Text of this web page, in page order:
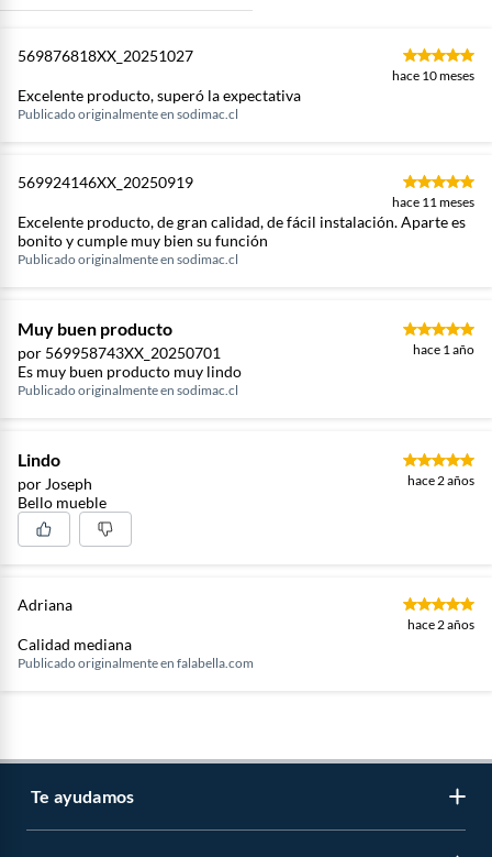
Incluye
Mueble colgante con cubierta
de ingeniería (asemeja vidrio),
fijaciones, 2 cajones, lavamano
Características
Espesor de la
Espesor de la puerta
569876818XX_20251027
hace 10 meses
Excelente producto, superó la expectativa
Publicado originalmente en sodimac.cl
569924146XX_20250919
hace 11 meses
Excelente producto, de gran calidad, de fácil instalación. Aparte es
bonito y cumple muy bien su función
Publicado originalmente en sodimac.cl
Muy buen producto
por 569958743XX_20250701 hace 1 año
Es muy buen producto muy lindo
Publicado originalmente en sodimac.cl
Lindo
por Joseph hace 2 años
Bello mueble
Adriana
hace 2 años
Calidad mediana
Publicado originalmente en falabella.com
Te ayudamos